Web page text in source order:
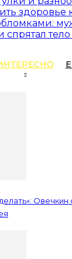
тело
Овечкин